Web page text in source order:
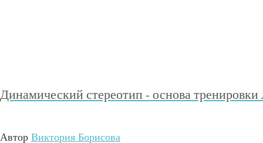
Динамический стереотип - основа
Автор Виктория Борисова